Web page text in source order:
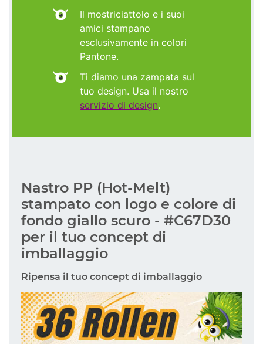
Il mostriciattolo e i suoi
amici stampano
esclusivamente in colori
Pantone.
Ti diamo una zampata sul
tuo design. Usa il nostro
servizio di design.
Nastro PP (Hot-Melt)
stampato con logo e colore di
fondo giallo scuro - #C67D30
per il tuo concept di
imballaggio
Ripensa il tuo concept di imballaggio